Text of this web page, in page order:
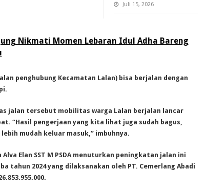
Juli 15, 2026
Nikmati Momen Lebaran Idul Adha Bareng
penghubung Kecamatan Lalan) bisa berjalan dengan
jalan tersebut mobilitas warga Lalan berjalan lancar
“Hasil pengerjaan yang kita lihat juga sudah bagus,
mudah keluar masuk,” imbuhnya.
Alva Elan SST M PSDA menuturkan peningkatan jalan ini
tahun 2024 yang dilaksanakan oleh PT. Cemerlang Abadi